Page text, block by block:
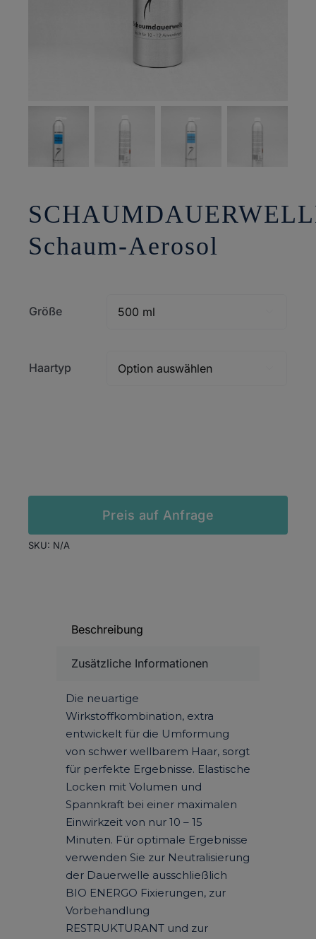
Schaum-Aerosol
Größe
Haartyp
Preis auf Anfrage
SKU: N/A
Beschreibung
Zusätzliche Informationen
Die neuartige
Wirkstoffkombination, extra
entwickelt für die Umformung
von schwer wellbarem Haar, sorgt
für perfekte Ergebnisse. Elastische
Locken mit Volumen und
Spannkraft bei einer maximalen
Einwirkzeit von nur 10 – 15
Minuten. Für optimale Ergebnisse
verwenden Sie zur Neutralisierung
der Dauerwelle ausschließlich
BIO ENERGO Fixierungen, zur
Vorbehandlung
RESTRUKTURANT und zur